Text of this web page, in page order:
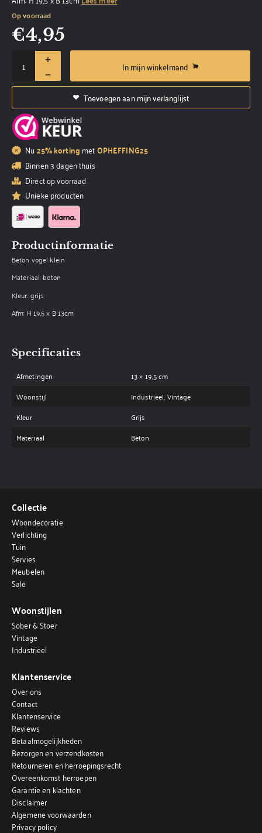
Op voorraad
€4,95
In mijn winkelmand
Toevoegen aan mijn verlanglijst
Nu 25% korting metOPHEFFING25
Binnen 3 dagen thuis
Direct op voorraad
Unieke producten
Productinformatie
Beton vogel klein
Materiaal: beton
Kleur: grijs
Afm: H 19,5 x B 13cm
Specificaties
Afmetingen
13 × 19,5 cm
Woonstijl
Industrieel, Vintage
Kleur
Grijs
Materiaal
Beton
Collectie
Woondecoratie
Verlichting
Tuin
Servies
Meubelen
Sale
Woonstijlen
Sober & Stoer
Vintage
Industrieel
Klantenservice
Over ons
Contact
Klantenservice
Reviews
Betaalmogelijkheden
Bezorgen en verzendkosten
Retourneren en herroepingsrecht
Overeenkomst herroepen
Garantie en klachten
Disclaimer
Algemene voorwaarden
Privacy policy